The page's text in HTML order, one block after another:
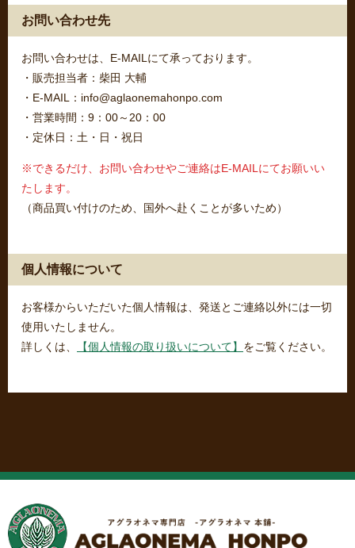
お問い合わせ先
お問い合わせは、E-MAILにて承っております。
・販売担当者：柴田 大輔
・E-MAIL：info@aglaonemahonpo.com
・営業時間：9：00～20：00
・定休日：土・日・祝日
※できるだけ、お問い合わせやご連絡はE-MAILにてお願いい
たします。
（商品買い付けのため、国外へ赴くことが多いため）
個人情報について
お客様からいただいた個人情報は、発送とご連絡以外には一切
使用いたしません。
詳しくは、
【個人情報の取り扱いについて】 をご覧ください。